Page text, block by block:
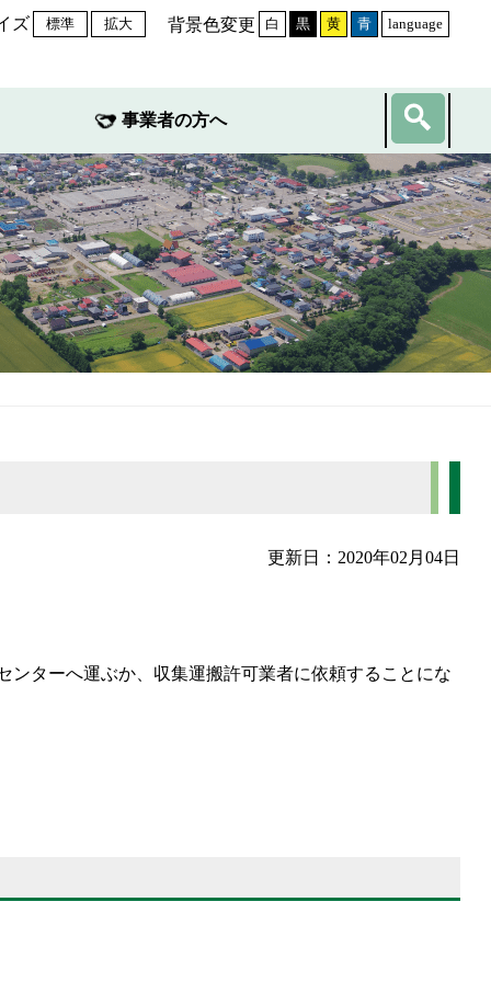
ズ 標準 拡大 背景色変更 白 黒 黄 青 language
事業者の方へ
更新日：2020年02月04日
ターへ運ぶか、収集運搬許可業者に依頼することにな